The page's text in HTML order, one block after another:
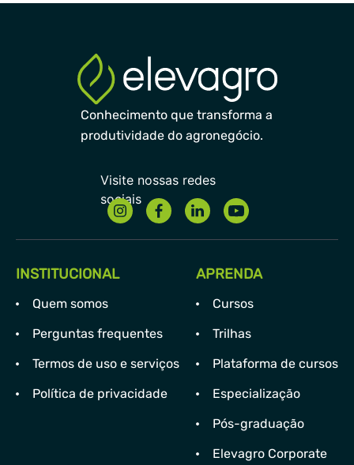
Conhecimento que transforma a
produtividade do agronegócio.
INSTITUCIONAL
Quem somos
Perguntas frequentes
Termos de uso e serviços
Política de privacidade
APRENDA
Cursos
Trilhas
Plataforma de cursos
Especialização
Pós-graduação
Elevagro Corporate